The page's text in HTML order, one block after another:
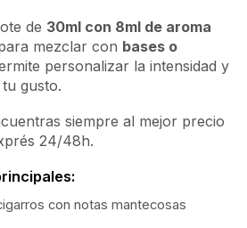
de 30ml con 8ml de aroma
mezclar con bases o
personalizar la intensidad y
gusto.
siempre al mejor precio
24/48h.
con notas mantecosas